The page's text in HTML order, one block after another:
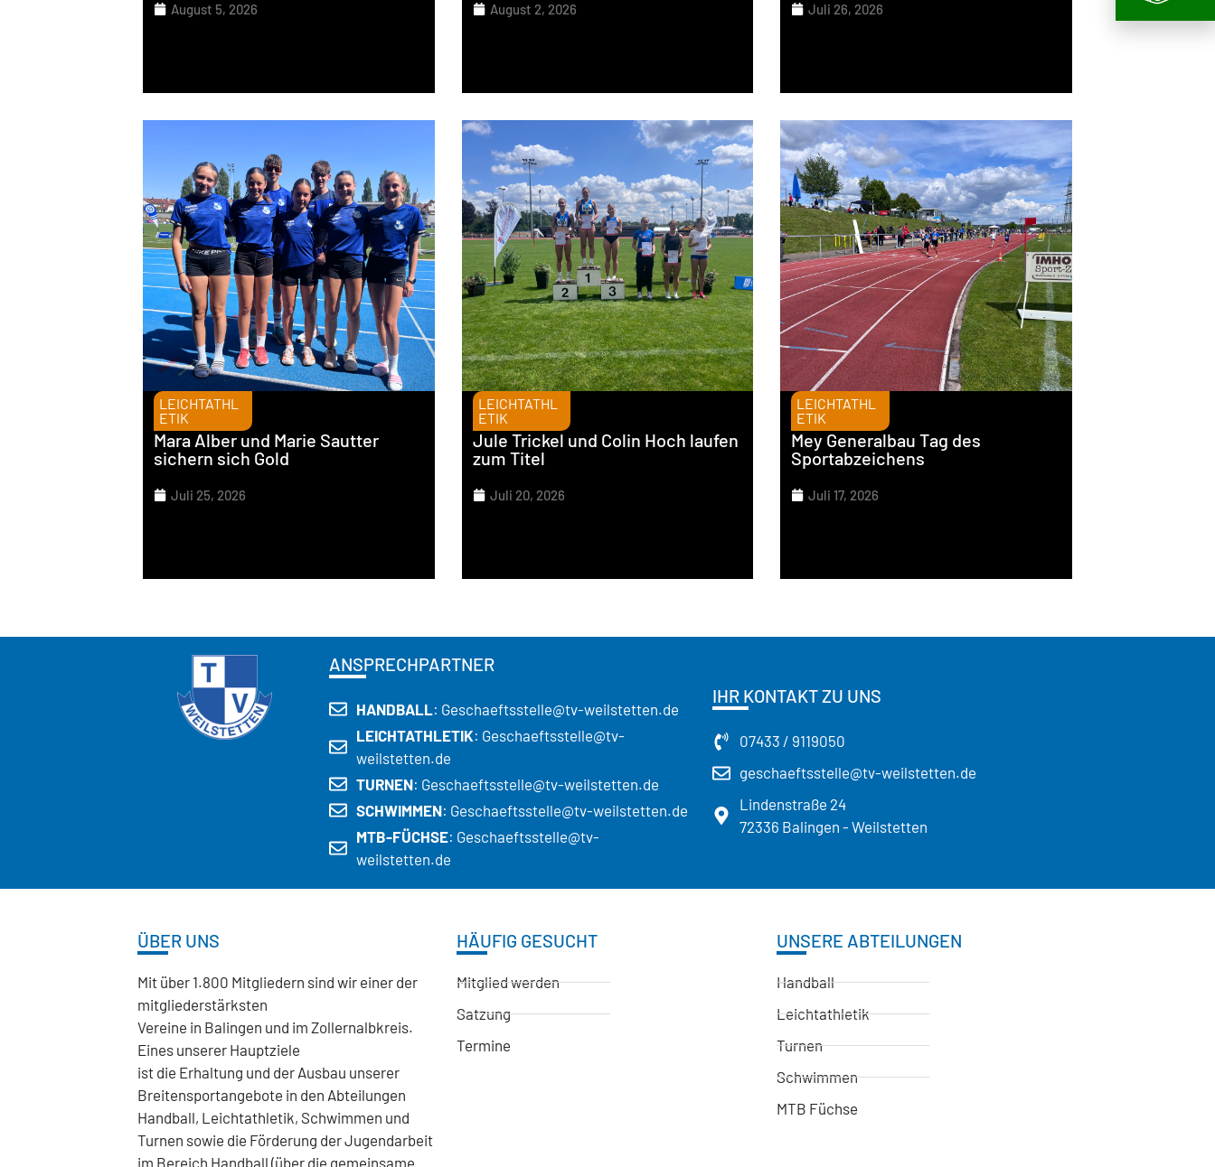
August 5, 2026 August 2, 2026 Juli 26, 2026
LEICHTATHL
ETIK
Mara Alber und Marie Sautter
sichern sich Gold
Juli 25, 2026
LEICHTATHL
ETIK
Jule Trickel und Colin Hoch laufen
zum Titel
Juli 20, 2026
LEICHTATHL
ETIK
Mey Generalbau Tag des
Sportabzeichens
Juli 17, 2026
ANSPRECHPARTNER
HANDBALL : Geschaeftsstelle@tv-weilstetten.de
LEICHTATHLETIK: Geschaeftsstelle@tv-
weilstetten.de
TURNEN: Geschaeftsstelle@tv-weilstetten.de
SCHWIMMEN: Geschaeftsstelle@tv-weilstetten.de
MTB-FÜCHSE: Geschaeftsstelle@tv-
weilstetten.de
IHR KONTAKT ZU UNS
07433 / 9119050
geschaeftsstelle@tv-weilstetten.de
Lindenstraße 24
72336 Balingen - Weilstetten
ÜBER UNS
Mit über 1.800 Mitgliedern sind wir einer der
mitgliederstärksten
Vereine in Balingen und im Zollernalbkreis.
Eines unserer Hauptziele
ist die Erhaltung und der Ausbau unserer
Breitensportangebote in den Abteilungen
Handball, Leichtathletik, Schwimmen und
Turnen sowie die Förderung der Jugendarbeit
im Bereich Handball (über die gemeinsame
HÄUFIG GESUCHT
Mitglied werden
Satzung
Termine
UNSERE ABTEILUNGEN
Handball
Leichtathletik
Turnen
Schwimmen
MTB Füchse